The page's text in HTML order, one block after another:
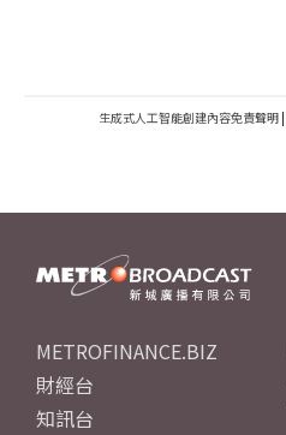
生成式人工智能創建內容免責聲明 |
METROFINANCE.BIZ
財經台
知訊台